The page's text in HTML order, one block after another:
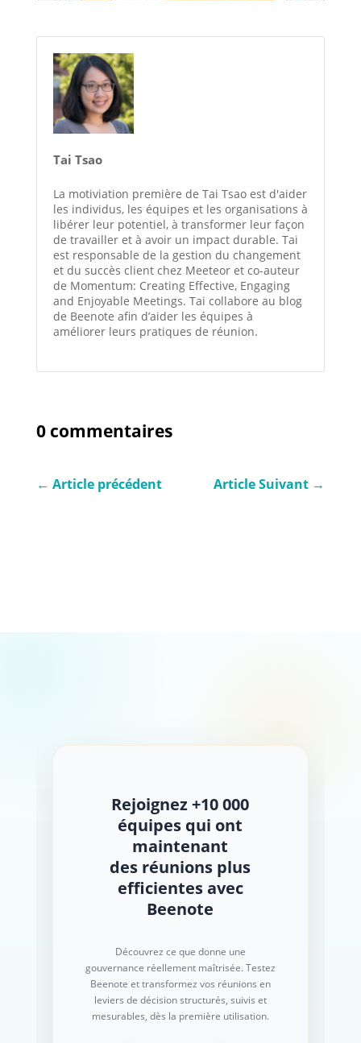
Tai Tsao
La motiviation première de Tai Tsao est d'aider
les individus, les équipes et les organisations à
libérer leur potentiel, à transformer leur façon
de travailler et à avoir un impact durable. Tai
est responsable de la gestion du changement
et du succès client chez Meeteor et co-auteur
de Momentum: Creating Effective, Engaging
and Enjoyable Meetings. Tai collabore au blog
de Beenote afin d’aider les équipes à
améliorer leurs pratiques de réunion.
0 commentaires
← Article précédent Article Suivant →
Rejoignez +10 000
équipes qui ont
maintenant
des réunions plus
efficientes avec
Beenote
Découvrez ce que donne une
gouvernance réellement maîtrisée. Testez
Beenote et transformez vos réunions en
leviers de décision structurés, suivis et
mesurables, dès la première utilisation.